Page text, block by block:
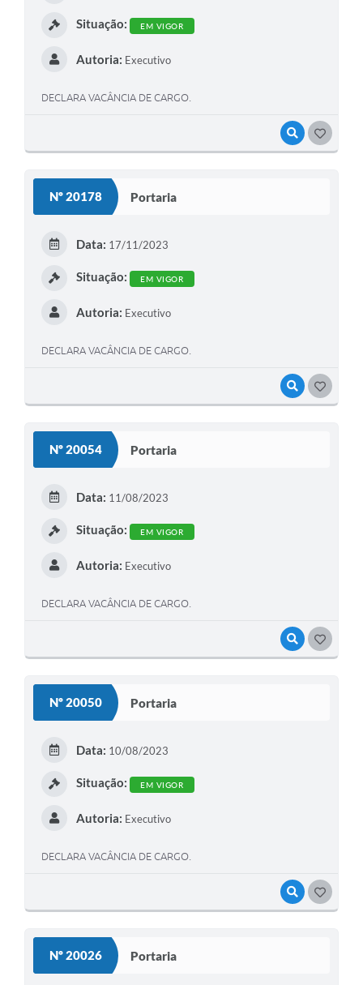
VISUALIZAR
Situação: EM VIGOR
Autoria: Executivo
DECLARA VACÂNCIA DE CARGO.
Nº 20178 Portaria
VISUALIZAR
Data: 17/11/2023
Situação: EM VIGOR
Autoria: Executivo
DECLARA VACÂNCIA DE CARGO.
Nº 20054 Portaria
VISUALIZAR
Data: 11/08/2023
Situação: EM VIGOR
Autoria: Executivo
DECLARA VACÂNCIA DE CARGO.
Nº 20050 Portaria
VISUALIZAR
Data: 10/08/2023
Situação: EM VIGOR
Autoria: Executivo
DECLARA VACÂNCIA DE CARGO.
Nº 20026 Portaria